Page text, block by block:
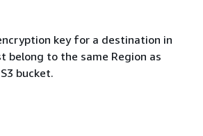
key for a destination in
belong to the same Region as
bucket.